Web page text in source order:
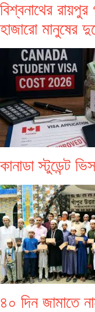
বিশ্বনাথের রায়পুর
হাজারো মানুষের
কানাডা স্টুডেন্ট
৪০ দিন জামাতে